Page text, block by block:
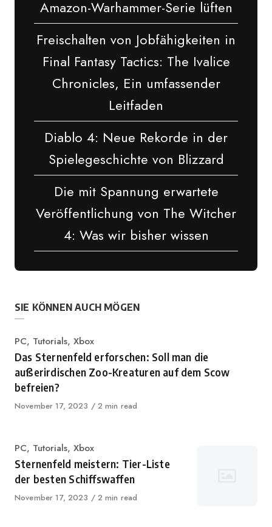
Amazon-Warhammer-Serie lüften
Freischalten von Jobfähigkeiten in
Final Fantasy Tactics: The Ivalice
Chronicles, Ein umfassender
Leitfaden
Diablo 4: Neue Rekorde in der
Spielegeschichte von Blizzard
Die mit Spannung erwartete
Veröffentlichung von The Witcher
4: Was wir bisher wissen
SIE KÖNNEN AUCH MÖGEN
Kategorie
PC, Tutorials, Xbox
Das Sternenfeld erforschen: Soll man die
außerirdischen Zoo-Kreaturen auf dem Scow
befreien?
Veröffentlicht
November 17, 2023 2 min read
Kategorie
PC, Tutorials, Xbox
Sternenfeld meistern: Tier-Liste
der besten Schiffswaffen
Veröffentlicht
November 17, 2023 2 min read